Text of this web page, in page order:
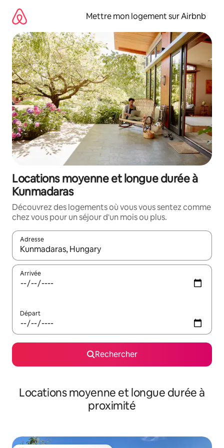
directement
contenu
Mettre mon logement sur Airbnb
Locations moyenne et longue durée à
Kunmadaras
Découvrez des logements où vous vous sentez comme
chez vous pour un séjour d'un mois ou plus.
Adresse
Lorsque les résultats s'affichent, utilisez les flèches vers le
Arrivée
Départ
Rechercher
Locations moyenne et longue durée à
proximité